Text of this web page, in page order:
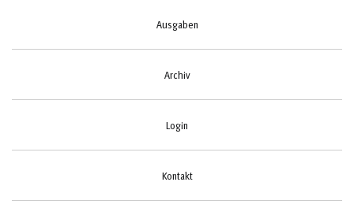
Ausgaben
Archiv
Login
Kontakt